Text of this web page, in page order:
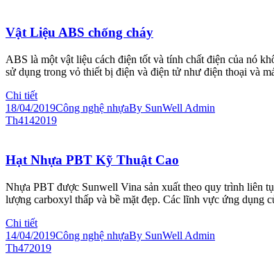
Vật Liệu ABS chống cháy
ABS là một vật liệu cách điện tốt và tính chất điện của nó
sử dụng trong vỏ thiết bị điện và điện tử như điện thoại và
Chi tiết
18/04/2019Công nghệ nhựaBy SunWell Admin
Th4142019
Hạt Nhựa PBT Kỹ Thuật Cao
Nhựa PBT được Sunwell Vina sản xuất theo quy trình liên
lượng carboxyl thấp và bề mặt đẹp. Các lĩnh vực ứng dụng
Chi tiết
14/04/2019Công nghệ nhựaBy SunWell Admin
Th472019